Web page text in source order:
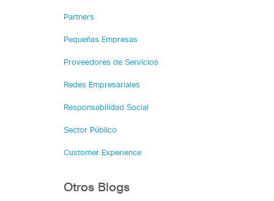
Partners
Pequeñas Empresas
Proveedores de Servicios
Redes Empresariales
Responsabilidad Social
Sector Público
Customer Experience
Otros Blogs